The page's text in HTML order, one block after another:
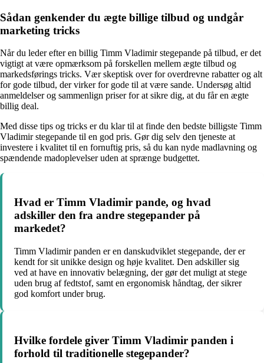
Sådan genkender du ægte billige tilbud og undgår
marketing tricks
Når du leder efter en billig Timm Vladimir stegepande på tilbud, er det
vigtigt at være opmærksom på forskellen mellem ægte tilbud og
markedsførings tricks. Vær skeptisk over for overdrevne rabatter og alt
for gode tilbud, der virker for gode til at være sande. Undersøg altid
anmeldelser og sammenlign priser for at sikre dig, at du får en ægte
billig deal.
Med disse tips og tricks er du klar til at finde den bedste billigste Timm
Vladimir stegepande til en god pris. Gør dig selv den tjeneste at
investere i kvalitet til en fornuftig pris, så du kan nyde madlavning og
spændende madoplevelser uden at sprænge budgettet.
Hvad er Timm Vladimir pande, og hvad
adskiller den fra andre stegepander på
markedet?
Timm Vladimir panden er en danskudviklet stegepande, der er
kendt for sit unikke design og høje kvalitet. Den adskiller sig
ved at have en innovativ belægning, der gør det muligt at stege
uden brug af fedtstof, samt en ergonomisk håndtag, der sikrer
god komfort under brug.
Hvilke fordele giver Timm Vladimir panden i
forhold til traditionelle stegepander?